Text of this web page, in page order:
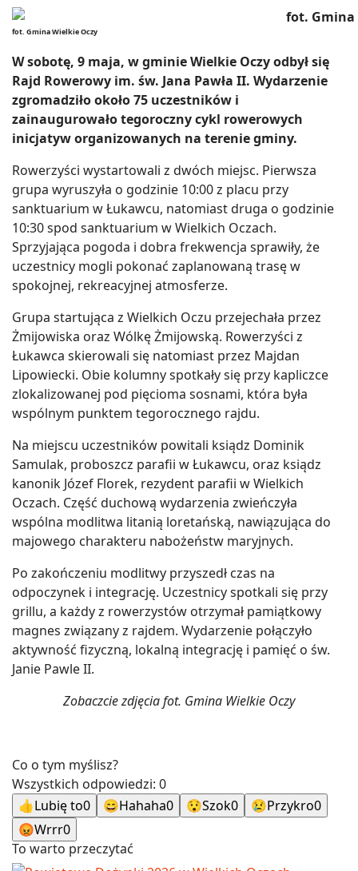
fot. Gmina Wielkie Oczy
W sobotę, 9 maja, w gminie Wielkie Oczy odbył się
Rajd Rowerowy im. św. Jana Pawła II. Wydarzenie
zgromadziło około 75 uczestników i
zainaugurowało tegoroczny cykl rowerowych
inicjatyw organizowanych na terenie gminy.
Rowerzyści wystartowali z dwóch miejsc. Pierwsza
grupa wyruszyła o godzinie 10:00 z placu przy
sanktuarium w Łukawcu, natomiast druga o godzinie
10:30 spod sanktuarium w Wielkich Oczach.
Sprzyjająca pogoda i dobra frekwencja sprawiły, że
uczestnicy mogli pokonać zaplanowaną trasę w
spokojnej, rekreacyjnej atmosferze.
Grupa startująca z Wielkich Oczu przejechała przez
Żmijowiska oraz Wólkę Żmijowską. Rowerzyści z
Łukawca skierowali się natomiast przez Majdan
Lipowiecki. Obie kolumny spotkały się przy kapliczce
zlokalizowanej pod pięcioma sosnami, która była
wspólnym punktem tegorocznego rajdu.
Na miejscu uczestników powitali ksiądz Dominik
Samulak, proboszcz parafii w Łukawcu, oraz ksiądz
kanonik Józef Florek, rezydent parafii w Wielkich
Oczach. Część duchową wydarzenia zwieńczyła
wspólna modlitwa litanią loretańską, nawiązująca do
majowego charakteru nabożeństw maryjnych.
Po zakończeniu modlitwy przyszedł czas na
odpoczynek i integrację. Uczestnicy spotkali się przy
grillu, a każdy z rowerzystów otrzymał pamiątkowy
magnes związany z rajdem. Wydarzenie połączyło
aktywność fizyczną, lokalną integrację i pamięć o św.
Janie Pawle II.
Zobaczcie zdjęcia fot. Gmina Wielkie Oczy
Co o tym myślisz?
Wszystkich odpowiedzi: 0
👍Lubię to0 😄Hahaha0 😯Szok0 😢Przykro0
😡Wrrr0
To warto przeczytać